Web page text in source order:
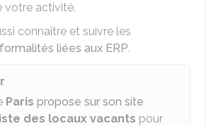
votre activité.
connaître et suivre les
liées aux ERP.
Paris propose sur son site
des locaux vacants pour